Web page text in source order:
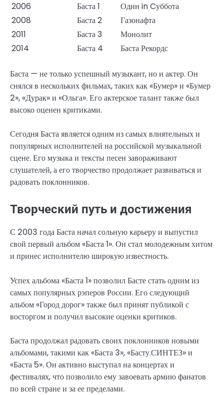
2006
Баста 1
Один in Cуббота
2008
Баста 2
Газонафта
2011
Баста 3
Монолит
2014
Баста 4 Баста Рекордс
Баста — не только успешный музыкант, но и актер. Он
снялся в нескольких фильмах, таких как «Бумер» и «Бумер
2», «Дурак» и «Ольга». Его актерское талант также был
высоко оценен критиками.
Сегодня Баста является одним из самых влиятельных и
популярных исполнителей на российской музыкальной
сцене. Его музыка и тексты песен завораживают
слушателей, а его творчество продолжает развиваться и
радовать поклонников.
Творческий путь и достижения
С 2003 года Баста начал сольную карьеру и выпустил
свой первый альбом «Баста 1». Он стал молодежным хитом
и принес исполнителю широкую известность.
Успех альбома «Баста 1» позволил Басте стать одним из
самых популярных рэперов России. Его следующий
альбом «Город дорог» также был принят публикой с
восторгом и получил высокие оценки критиков.
Баста продолжал радовать своих поклонников новыми
альбомами, такими как «Баста 3», «Басту.СИНТЕЗ» и
«Баста 5». Он активно выступал на концертах и
фестивалях, что позволило ему завоевать армию фанатов
по всей стране и за ее пределами.